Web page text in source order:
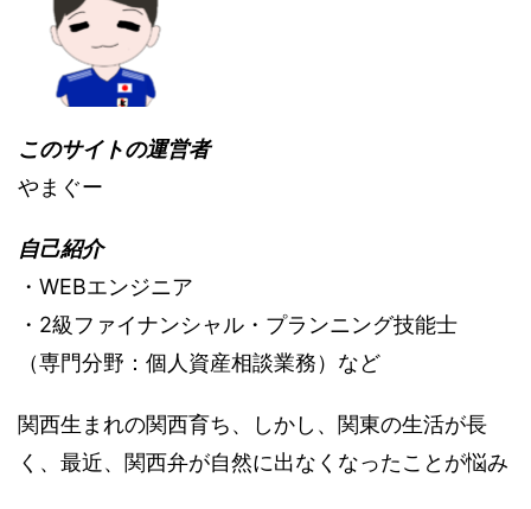
このサイトの運営者
やまぐー
自己紹介
・WEBエンジニア
・2級ファイナンシャル・プランニング技能士
（専門分野：個人資産相談業務）など
関西生まれの関西育ち、しかし、関東の生活が長
く、最近、関西弁が自然に出なくなったことが悩み